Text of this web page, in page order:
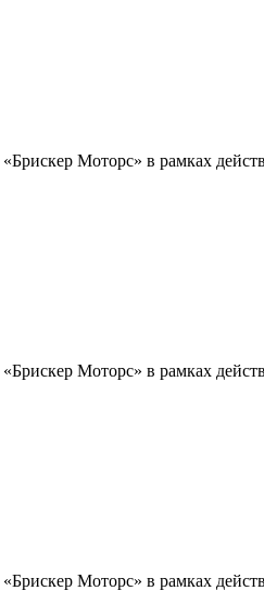
«Брискер Моторс» в рамках
«Брискер Моторс» в рамках
«Брискер Моторс» в рамках